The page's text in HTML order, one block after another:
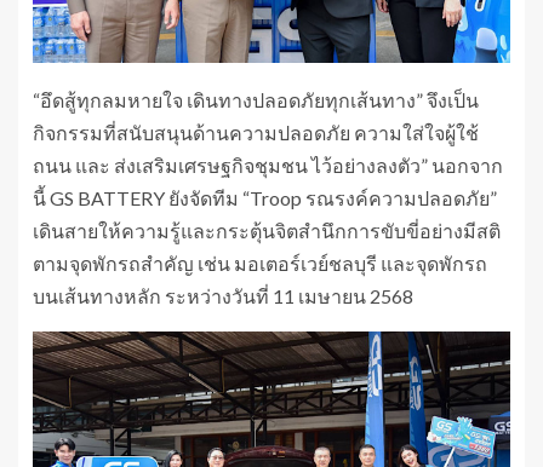
“อึดสู้ทุกลมหายใจ เดินทางปลอดภัยทุกเส้นทาง” จึงเป็น
กิจกรรมที่สนับสนุนด้านความปลอดภัย ความใส่ใจผู้ใช้
ถนน และ ส่งเสริมเศรษฐกิจชุมชน ไว้อย่างลงตัว” นอกจาก
นี้ GS BATTERY ยังจัดทีม “Troop รณรงค์ความปลอดภัย”
เดินสายให้ความรู้และกระตุ้นจิตสำนึกการขับขี่อย่างมีสติ
ตามจุดพักรถสำคัญ เช่น มอเตอร์เวย์ชลบุรี และจุดพักรถ
บนเส้นทางหลัก ระหว่างวันที่ 11 เมษายน 2568